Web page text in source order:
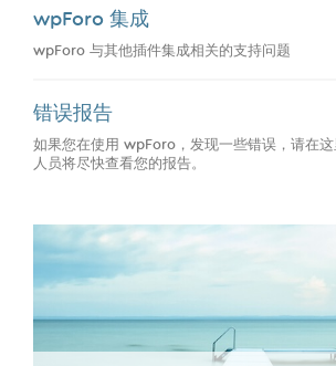
wpForo 集成
wpForo 与其他插件集成相关的支持问题
错误报告
如果您在使用 wpForo，发现一些错误，请在
人员将尽快查看您的报告。